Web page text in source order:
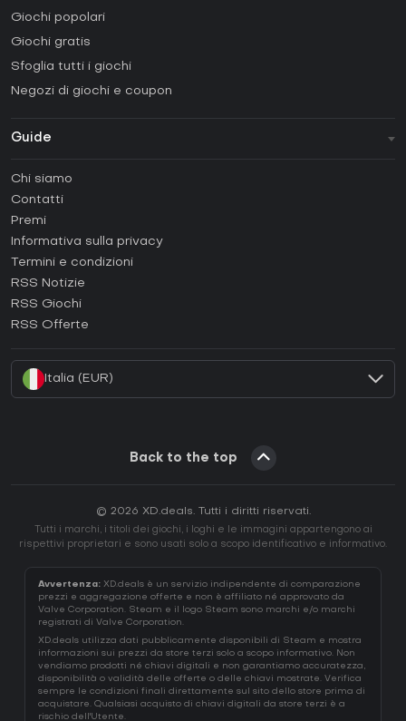
Giochi popolari
Giochi gratis
Sfoglia tutti i giochi
Negozi di giochi e coupon
Guide
Come attivare una Steam CD Key?
Come attivare una Epic Games CD Key?
Come attivare una GOG CD Key?
Come attivare una Ubisoft Connect CD Key?
Chi siamo
Contatti
Premi
Informativa sulla privacy
Termini e condizioni
RSS Notizie
RSS Giochi
RSS Offerte
Italia (EUR)
Back to the top
© 2026 XD.deals. Tutti i diritti riservati.
Tutti i marchi, i titoli dei giochi, i loghi e le immagini appartengono ai
rispettivi proprietari e sono usati solo a scopo identificativo e informativo.
Avvertenza: XD.deals è un servizio indipendente di comparazione
prezzi e aggregazione offerte e non è affiliato né approvato da
Valve Corporation. Steam e il logo Steam sono marchi e/o marchi
registrati di Valve Corporation.
XD.deals utilizza dati pubblicamente disponibili di Steam e mostra
informazioni sui prezzi da store terzi solo a scopo informativo. Non
vendiamo prodotti né chiavi digitali e non garantiamo accuratezza,
disponibilità o validità delle offerte o delle chiavi mostrate. Verifica
sempre le condizioni finali direttamente sul sito dello store prima di
acquistare. Qualsiasi acquisto di chiavi digitali da store terzi è a
rischio dell'Utente.